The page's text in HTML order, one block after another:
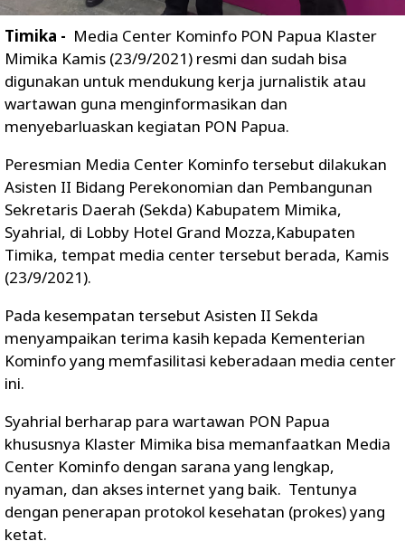
Timika - Media Center Kominfo PON Papua Klaster
Mimika Kamis (23/9/2021) resmi dan sudah bisa
digunakan untuk mendukung kerja jurnalistik atau
wartawan guna menginformasikan dan
menyebarluaskan kegiatan PON Papua.
Peresmian Media Center Kominfo tersebut dilakukan
Asisten II Bidang Perekonomian dan Pembangunan
Sekretaris Daerah (Sekda) Kabupatem Mimika,
Syahrial, di Lobby Hotel Grand Mozza,Kabupaten
Timika, tempat media center tersebut berada, Kamis
(23/9/2021).
Pada kesempatan tersebut Asisten II Sekda
menyampaikan terima kasih kepada Kementerian
Kominfo yang memfasilitasi keberadaan media center
ini.
Syahrial berharap para wartawan PON Papua
khususnya Klaster Mimika bisa memanfaatkan Media
Center Kominfo dengan sarana yang lengkap,
nyaman, dan akses internet yang baik. Tentunya
dengan penerapan protokol kesehatan (prokes) yang
ketat.